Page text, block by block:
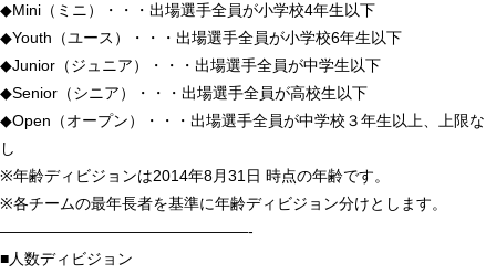
◆Mini（ミニ）・・・出場選手全員が小学校4年生以下
◆Youth（ユース）・・・出場選手全員が小学校6年生以下
◆Junior（ジュニア）・・・出場選手全員が中学生以下
◆Senior（シニア）・・・出場選手全員が高校生以下
◆Open（オープン）・・・出場選手全員が中学校３年生以上、上限な
し
※年齢ディビジョンは2014年8月31日 時点の年齢です。
※各チームの最年長者を基準に年齢ディビジョン分けとします。
————————————————-
■人数ディビジョン